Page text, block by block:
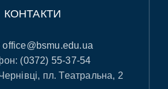
КОНТАКТИ
office@bsmu.edu.ua
(0372) 55-37-54
пл. Театральна, 2